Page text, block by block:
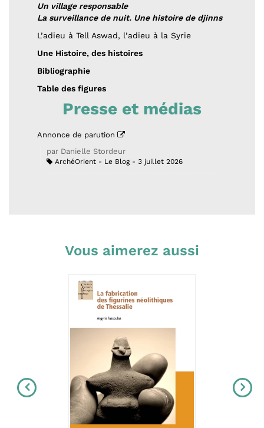
Un village responsable
La surveillance de nuit. Une histoire de djinns
L’adieu à Tell Aswad, l’adieu à la Syrie
Une Histoire, des histoires
Bibliographie
Table des figures
Presse et médias
Annonce de parution
par Danielle Stordeur
ArchéOrient - Le Blog 3 juillet 2026
Vous aimerez aussi